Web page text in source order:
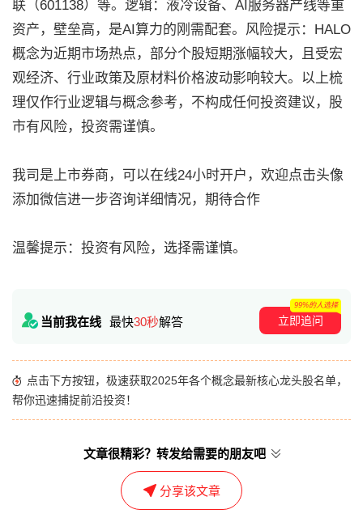
联（601138）等。逻辑：液冷设备、AI服务器产线等重
资产，壁垒高，是AI算力的刚需配套。风险提示：HALO
概念为近期市场热点，部分个股短期涨幅较大，且受宏
观经济、行业政策及原材料价格波动影响较大。以上梳
理仅作行业逻辑与概念参考，不构成任何投资建议，股
市有风险，投资需谨慎。
我司是上市券商，可以在线24小时开户，欢迎点击头像
添加微信进一步咨询详细情况，期待合作
温馨提示：投资有风险，选择需谨慎。
当前我在线 最快30秒解答 立即追问
99%的人选择
点击下方按钮，极速获取2025年各个概念最新核心龙头股名单，
帮你迅速捕捉前沿投资！
文章很精彩？转发给需要的朋友吧
分享该文章